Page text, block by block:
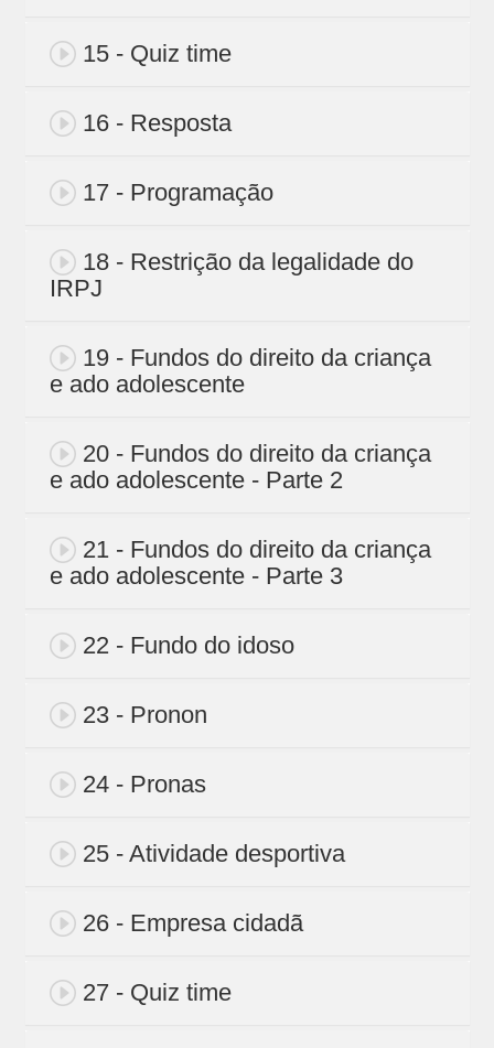
15 - Quiz time
16 - Resposta
17 - Programação
18 - Restrição da legalidade do
IRPJ
19 - Fundos do direito da criança
e ado adolescente
20 - Fundos do direito da criança
e ado adolescente - Parte 2
21 - Fundos do direito da criança
e ado adolescente - Parte 3
22 - Fundo do idoso
23 - Pronon
24 - Pronas
25 - Atividade desportiva
26 - Empresa cidadã
27 - Quiz time